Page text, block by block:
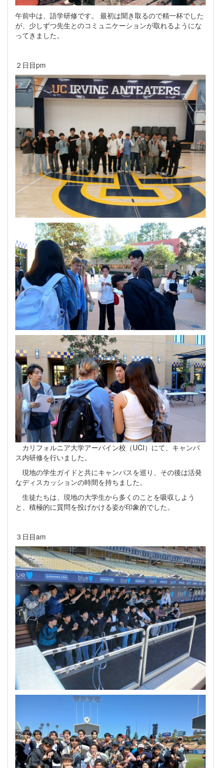
午前中は、語学研修です。 最初は聞き取るので精一杯でした
が、少しずつ先生とのコミュニケーションが取れるようにな
ってきました。
２日目pm
カリフォルニア大学アーバイン校（UCI）にて、キャンパ
ス内研修を行いました。
現地の学生ガイドと共にキャンパスを巡り、その後は活発
なディスカッションの時間を持ちました。
生徒たちは、現地の大学生から多くのことを吸収しよう
と、積極的に質問を投げかける姿が印象的でした。
３日目am